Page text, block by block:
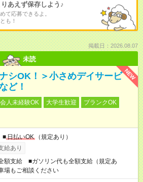
あえず保存しよう♪
て応募できるよ。
も！
掲載日：2026.08.07
未読
NEW
シOK！＞小さめデイサービ
ど！
人未経験OK 大学生歓迎
ブランクOK
■日払いOK
（規定あり）
給あり
額支給 ■ガソリン代も全額支給（規定あ
場もご相談ください